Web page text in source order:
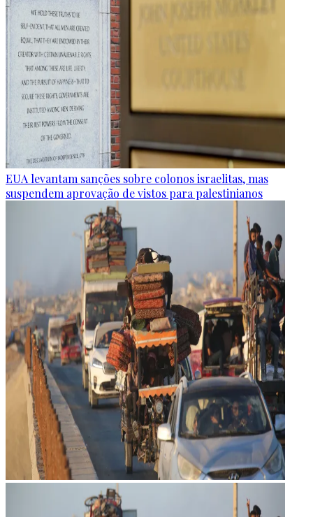
EUA levantam sanções sobre colonos israelitas, mas
suspendem aprovação de vistos para palestinianos